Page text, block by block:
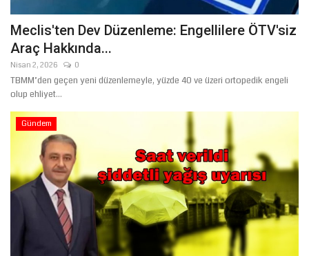
Meclis'ten Dev Düzenleme: Engellilere ÖTV'siz
Araç Hakkında...
Nisan 2, 2026 0
TBMM’den geçen yeni düzenlemeyle, yüzde 40 ve üzeri ortopedik engeli
olup ehliyet...
Gündem